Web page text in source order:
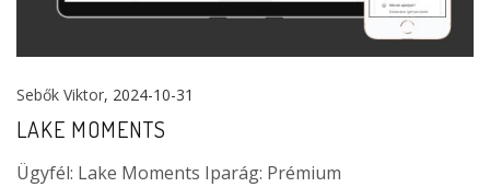
Sebők Viktor, 2024-10-31
LAKE MOMENTS
Ügyfél: Lake Moments Iparág: Prémium